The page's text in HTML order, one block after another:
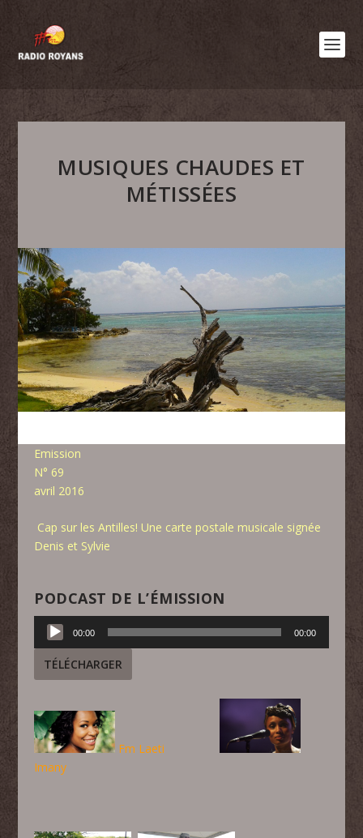
MUSIQUES CHAUDES ET
MÉTISSÉES
Emission
N° 69
avril 2016
Cap sur les Antilles! Une carte postale musicale signée
Denis et Sylvie
PODCAST DE L’ÉMISSION
Lecteur
audio
00:00 00:00
TÉLÉCHARGER
Fm Laeti
Imany